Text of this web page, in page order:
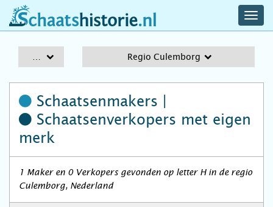
schaatshistorie.nl
Regio Culemborg
Schaatsenmakers |
Schaatsenverkopers met eigen
merk
1 Maker en 0 Verkopers gevonden op letter H in de regio
Culemborg, Nederland